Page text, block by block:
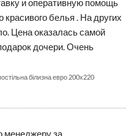
и оперативную помощь
красивого белья . На других
Цена оказалась самой
дочери. Очень
білизна евро 200х220
менеджеру за